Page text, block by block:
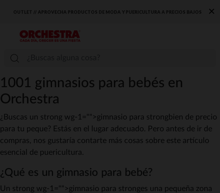
OUTLET // APROVECHA PRODUCTOS DE MODA Y PUERICULTURA A PRECIOS BAJOS ×
1001 gimnasios para bebés en
Orchestra
¿Buscas un strong wg-1="">gimnasio para strongbien de precio
para tu peque? Estás en el lugar adecuado. Pero antes de ir de
compras, nos gustaría contarte más cosas sobre este artículo
esencial de puericultura.
¿Qué es un gimnasio para bebé?
Un strong wg-1="">gimnasio para stronges una pequeña zona